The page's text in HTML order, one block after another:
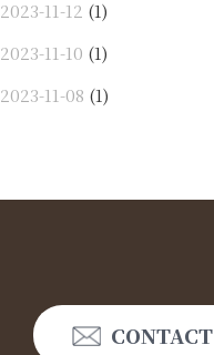
2023-11-12 (1)
2023-11-10 (1)
2023-11-08 (1)
CONTACT